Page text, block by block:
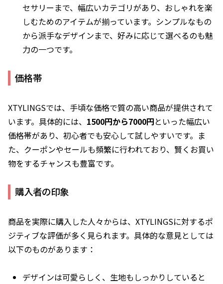
セサリーまで、幅広いカテゴリがあり、おしゃれを楽
しむためのアイテムが揃っています。シンプルなもの
から派手なデザインまで、好みに応じて選べるのも魅
力の一つです。
価格帯
XTYLINGSでは、手頃な価格で質の高い商品が提供されて
います。具体的には、 1500円から7000円といった幅広い
価格帯があり、初心者でも安心して試しやすいです。ま
た、クーポンやセールも頻繁に行われており、賢くお買い
物をするチャンスも豊富です。
購入者の印象
商品を実際に購入した人々からは、XTYLINGSに対するポ
ジティブな評価が多く見られます。具体的な意見としては
以下のものがあります：
デザインは可愛らしく、生地もしっかりしていると